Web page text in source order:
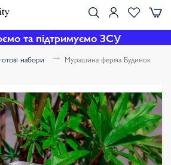
та підтримуємо ЗСУ
набори
Мурашина ферма Будинок